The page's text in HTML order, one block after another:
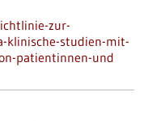
zur-
klinische-studien-mit-
patientinnen-und